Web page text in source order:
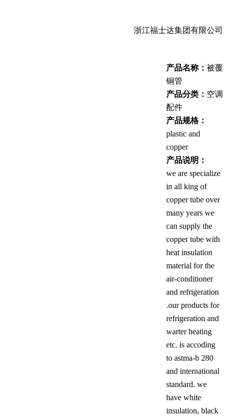
浙江福士达集团有限公司
产品名称： 被覆
铜管
产品分类： 空调
配件
产品规格：
plastic and
copper
产品说明：
we are specialize
in all king of
copper tube over
many years we
can supply the
copper tube with
heat insulation
material for the
air-conditioner
and refrigeration
.our products for
refrigeration and
warter heating
etc. is accoding
to astma-b 280
and international
standard. we
have white
insulation, black